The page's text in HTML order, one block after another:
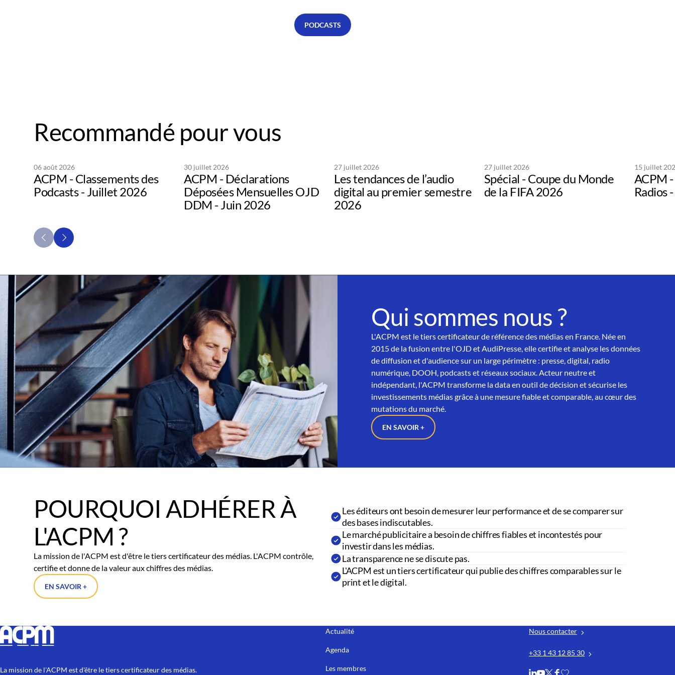
PODCASTS
Recommandé pour vous
06 août 2026
ACPM - Classements des
Podcasts - Juillet 2026
30 juillet 2026
ACPM - Déclarations
Déposées Mensuelles OJD
DDM - Juin 2026
27 juillet 2026
Les tendances de l’audio
digital au premier semestre
2026
27 juillet 2026
Spécial - Coupe du Monde
de la FIFA 2026
15 juillet
ACPM
Radios
Qui sommes nous ?
L'ACPM est le tiers certificateur de référence des médias en France. Née en
2015 de la fusion entre l'OJD et AudiPresse, elle certifie et analyse les données
de diffusion et d'audience sur un large périmètre : presse, digital, radio
numérique, DOOH, podcasts et réseaux sociaux. Acteur neutre et
indépendant, l'ACPM transforme la data en outil de décision et sécurise les
investissements médias grâce à une mesure fiable et comparable, au cœur des
mutations du marché.
EN SAVOIR +
POURQUOI ADHÉRER À
L'ACPM ?
La mission de l'ACPM est d'être le tiers certificateur des médias. L'ACPM contrôle,
certifie et donne de la valeur aux chiffres des médias.
EN SAVOIR +
Les éditeurs ont besoin de mesurer leur performance et de se comparer sur
des bases indiscutables.
Le marché publicitaire a besoin de chiffres fiables et incontestés pour
investir dans les médias.
La transparence ne se discute pas.
L'ACPM est un tiers certificateur qui publie des chiffres comparables sur le
print et le digital.
La mission de l'ACPM est d'être le tiers certificateur des médias.
Actualité
Agenda
Les membres
Nous contacter
+33 1 43 12 85 30